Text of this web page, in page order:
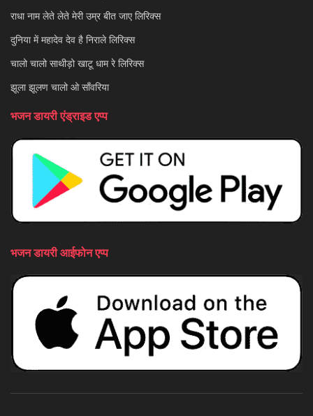
राधा नाम लेते लेते मेरी उम्र बीत जाए लिरिक्स
दुनिया में महादेव देव है निराले लिरिक्स
चालो चालो साथीड़ो खाटू धाम रे लिरिक्स
झूला झूलण चालो ओ साँवरिया
भजन डायरी एंड्राइड एप्प
भजन डायरी आईफोन एप्प